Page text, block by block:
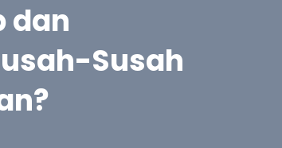
dan
Susah